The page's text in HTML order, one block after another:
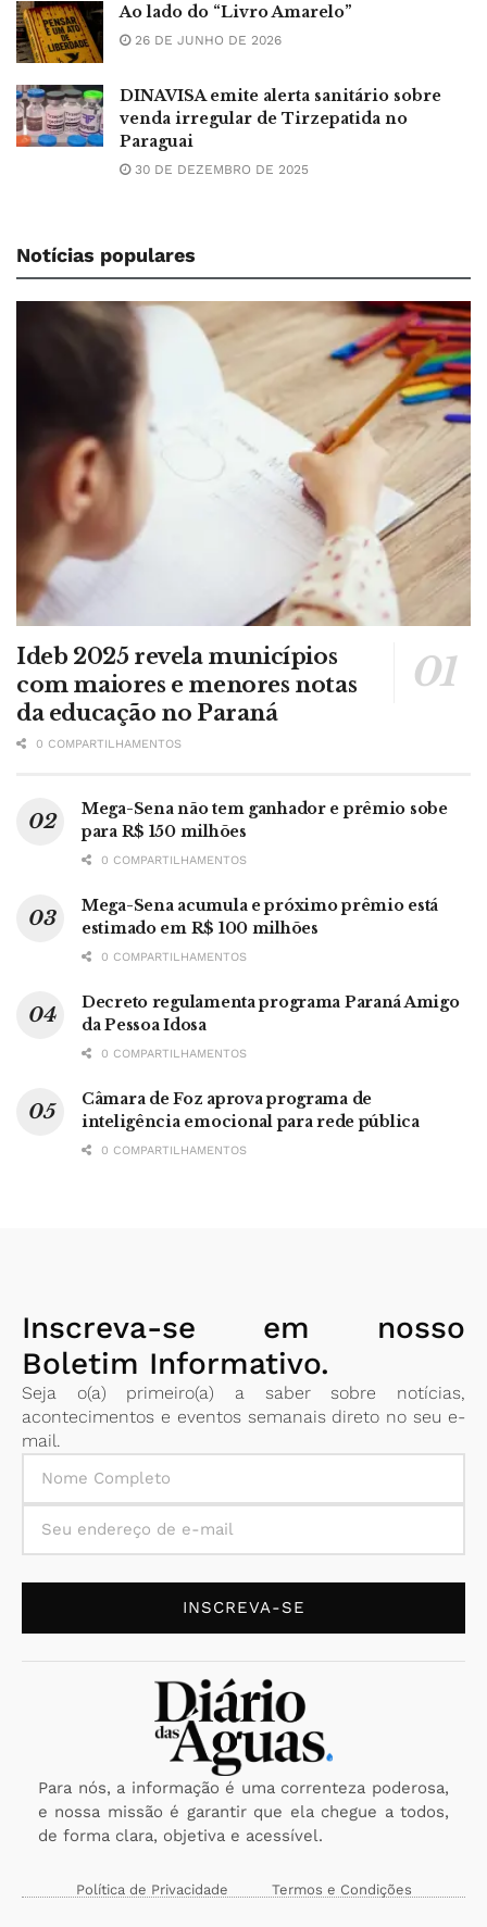
Ao lado do “Livro Amarelo”
26 DE JUNHO DE 2026
DINAVISA emite alerta sanitário sobre
venda irregular de Tirzepatida no
Paraguai
30 DE DEZEMBRO DE 2025
Notícias populares
Ideb 2025 revela municípios
com maiores e menores notas
da educação no Paraná
0 COMPARTILHAMENTOS
Mega-Sena não tem ganhador e prêmio sobe
para R$ 150 milhões
0 COMPARTILHAMENTOS
Mega-Sena acumula e próximo prêmio está
estimado em R$ 100 milhões
0 COMPARTILHAMENTOS
Decreto regulamenta programa Paraná Amigo
da Pessoa Idosa
0 COMPARTILHAMENTOS
Câmara de Foz aprova programa de
inteligência emocional para rede pública
0 COMPARTILHAMENTOS
Inscreva-se em nosso
Boletim Informativo.
Seja o(a) primeiro(a) a saber sobre notícias,
acontecimentos e eventos semanais direto no seu e-
mail.
INSCREVA-SE
Para nós, a informação é uma correnteza poderosa,
e nossa missão é garantir que ela chegue a todos,
de forma clara, objetiva e acessível.
Política de Privacidade Termos e Condições